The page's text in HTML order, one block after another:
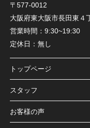
〒577-0012
大阪府東大阪市長田東４
営業時間： 9:30~19:30
定休日： 無し
トップページ
スタッフ
お客様の声